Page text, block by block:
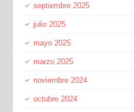
septiembre 2025
julio 2025
mayo 2025
marzo 2025
noviembre 2024
octubre 2024